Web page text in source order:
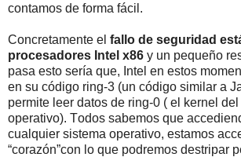
contamos de forma fácil.
Concretamente el fallo de seguridad
procesadores Intel x86 y un pequeño
pasa esto sería que, Intel en estos
en su código ring-3 (un código similar a
permite leer datos de ring-0 ( el kernel
operativo). Todos sabemos que
cualquier sistema operativo, estamos
“corazón”con lo que podremos destripar